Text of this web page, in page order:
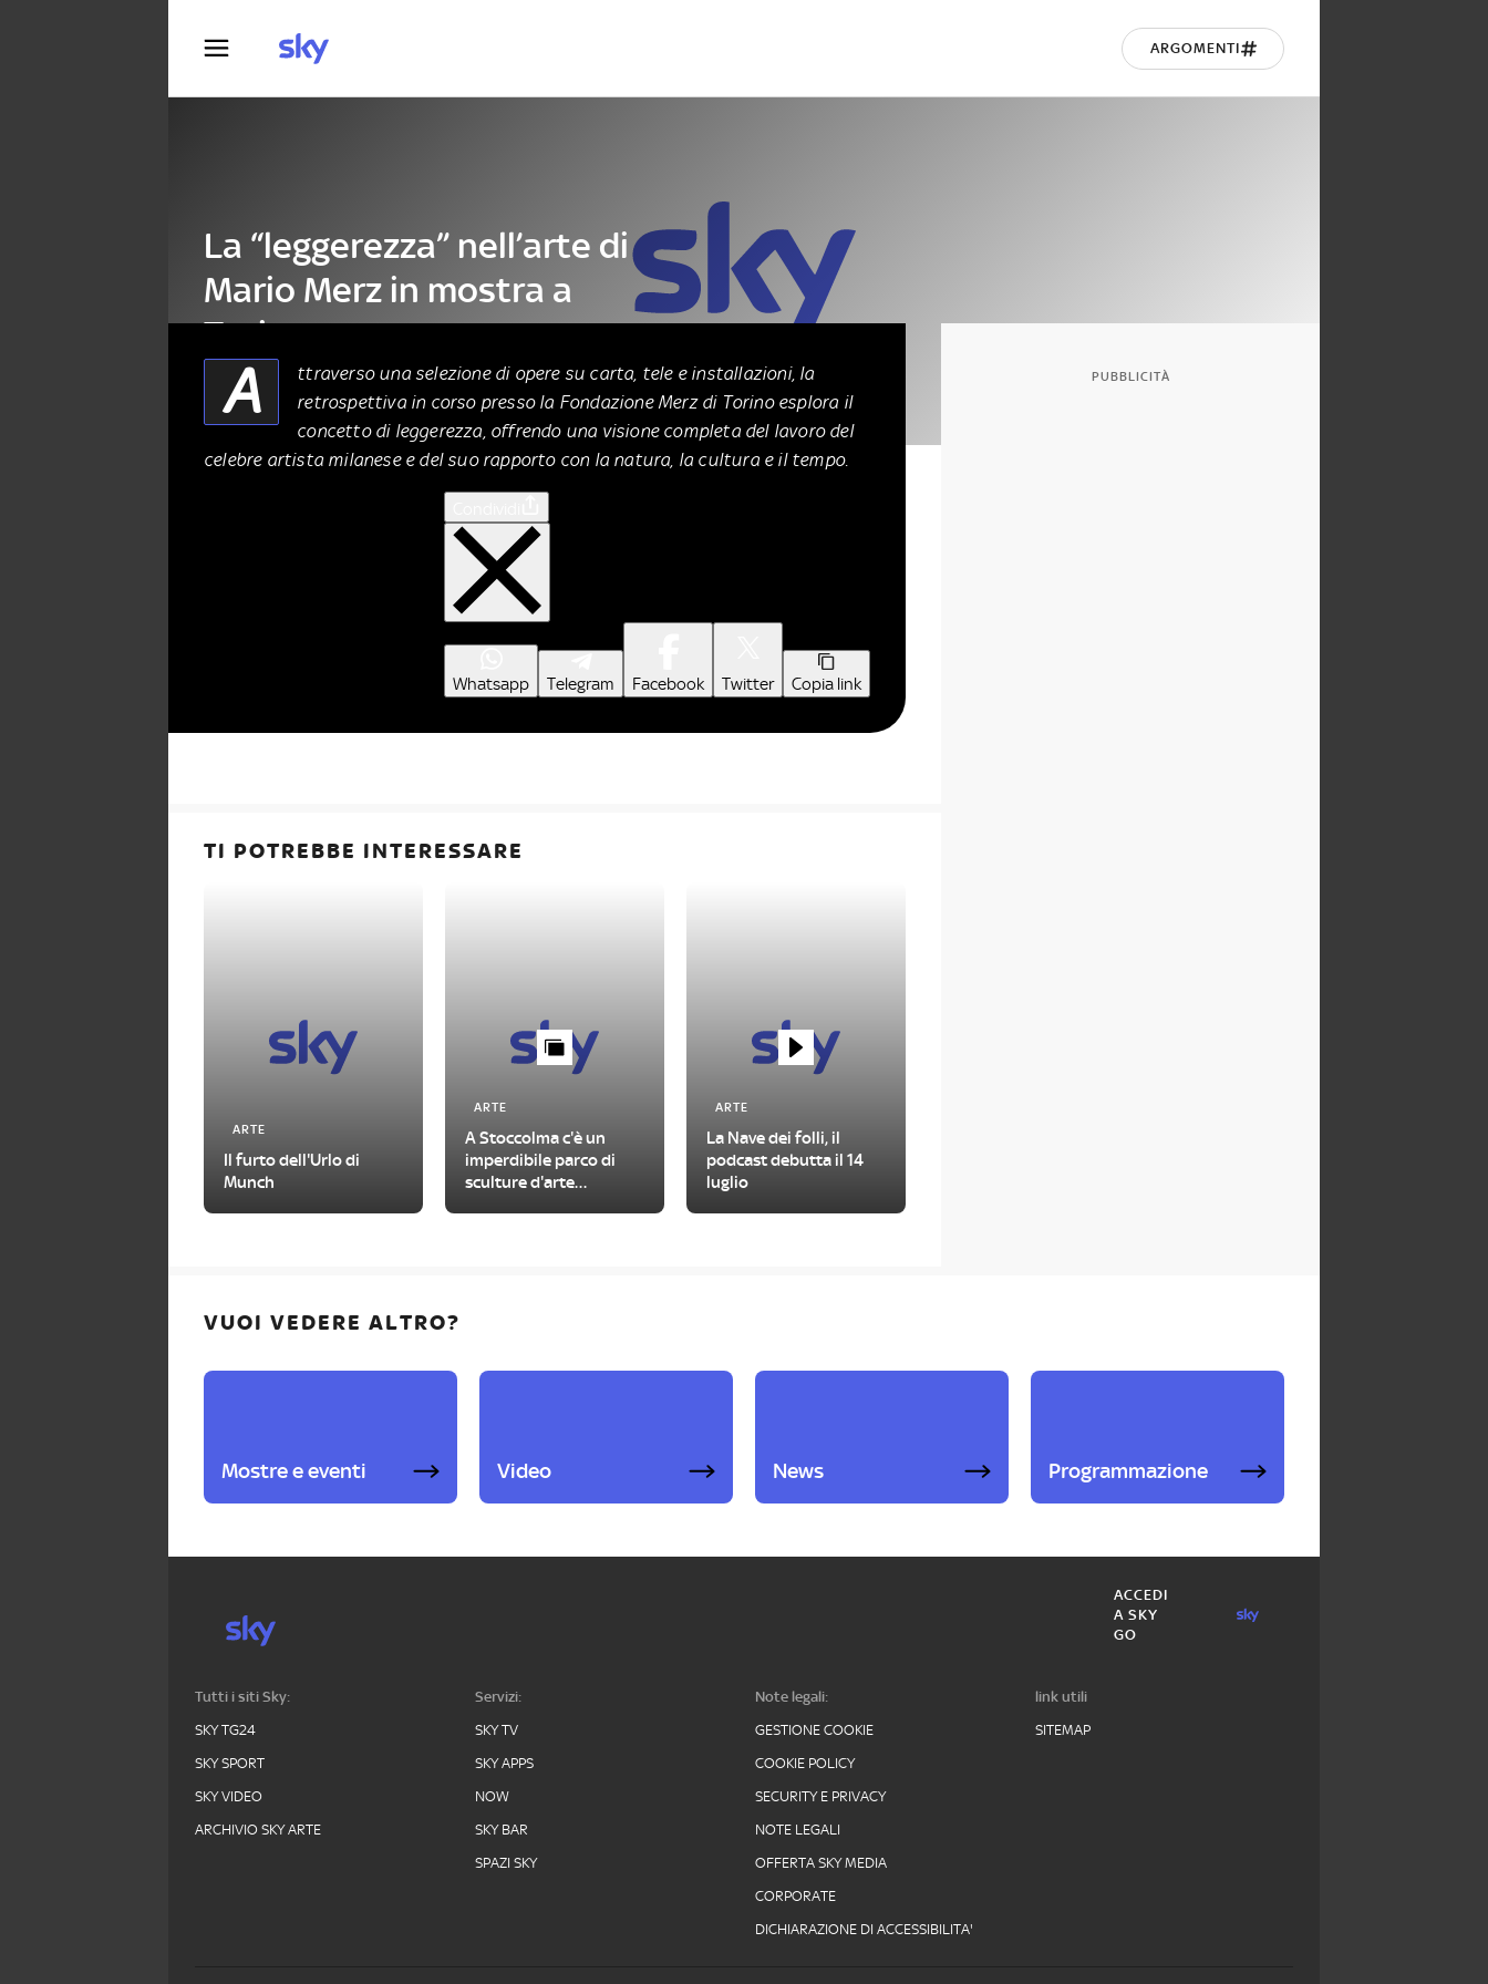
ARGOMENTI
La “leggerezza” nell’arte di
Mario Merz in mostra a
Torino
ARTE 16 Luglio 2024
A
ttraverso una selezione di opere su carta, tele e installazioni, la
retrospettiva in corso presso la Fondazione Merz di Torino esplora il
concetto di leggerezza, offrendo una visione completa del lavoro del
celebre artista milanese e del suo rapporto con la natura, la cultura e il tempo.
Whatsapp Telegram Facebook Twitter Copia link
TI POTREBBE INTERESSARE
ARTE
Il furto dell'Urlo di
Munch
ARTE
A Stoccolma c'è un
imperdibile parco di
sculture d'arte
ARTE
La Nave dei folli, il
podcast debutta il 14
luglio
PUBBLICITÀ
VUOI VEDERE ALTRO?
Mostre e eventi Video News Programmazione
ACCEDI
A SKY
GO
Tutti i siti Sky:
SKY TG24
SKY SPORT
SKY VIDEO
ARCHIVIO SKY ARTE
Servizi:
SKY TV
SKY APPS
NOW
SKY BAR
SPAZI SKY
Note legali:
GESTIONE COOKIE
COOKIE POLICY
SECURITY E PRIVACY
NOTE LEGALI
OFFERTA SKY MEDIA
CORPORATE
DICHIARAZIONE DI ACCESSIBILITA'
link utili
SITEMAP